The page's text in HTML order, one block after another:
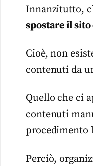
Innanzitutto,
spostare il
Cioè, non
contenuti da
Quello che ci
contenuti
procedimento
Perciò,